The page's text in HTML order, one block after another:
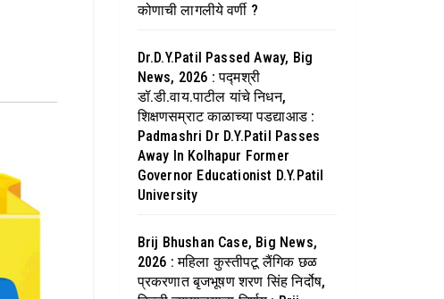
कोणाची लागलीये वर्णी ?
Dr.D.Y.Patil Passed Away, Big
News, 2026 : पद्मश्री
डॉ.डी.वाय.पाटील यांचे निधन,
शिक्षणसम्राट काळाच्या पडद्याआड :
Padmashri Dr D.Y.Patil Passes
Away In Kolhapur Former
Governor Educationist D.Y.Patil
University
Brij Bhushan Case, Big News,
2026 : महिला कुस्तीपटू लैंगिक छळ
प्रकरणात बृजभूषण शरण सिंह निर्दोष,